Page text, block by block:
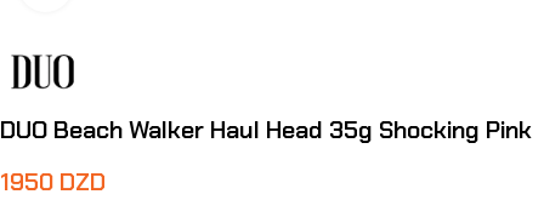
DUO Beach Walker Haul Head 35g Shocking Pink
1950 DZD